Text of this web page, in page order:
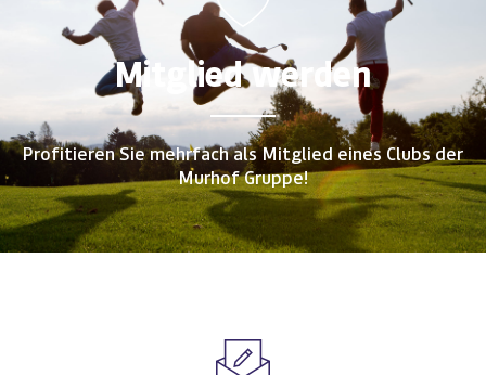
Mitglied werden
Profitieren Sie mehrfach als Mitglied eines Clubs der
Murhof Gruppe!